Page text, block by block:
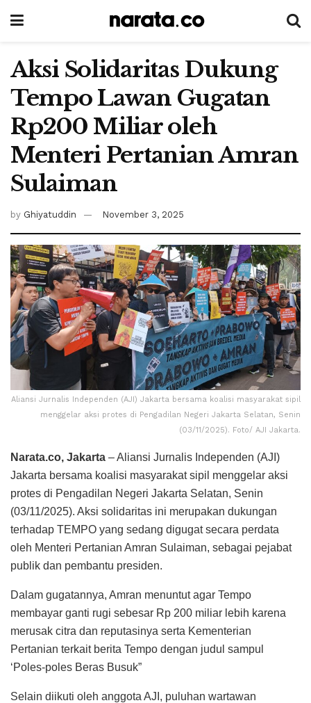
Aksi Solidaritas Dukung
Tempo Lawan Gugatan
Rp200 Miliar oleh
Menteri Pertanian Amran
Sulaiman
by Ghiyatuddin November 3, 2025
Aliansi Jurnalis Independen (AJI) Jakarta bersama koalisi masyarakat sipil
menggelar aksi protes di Pengadilan Negeri Jakarta Selatan, Senin
(03/11/2025). Foto/ AJI Jakarta.
Narata.co, Jakarta – Aliansi Jurnalis Independen (AJI)
Jakarta bersama koalisi masyarakat sipil menggelar aksi
protes di Pengadilan Negeri Jakarta Selatan, Senin
(03/11/2025). Aksi solidaritas ini merupakan dukungan
terhadap TEMPO yang sedang digugat secara perdata
oleh Menteri Pertanian Amran Sulaiman, sebagai pejabat
publik dan pembantu presiden.
Dalam gugatannya, Amran menuntut agar Tempo
membayar ganti rugi sebesar Rp 200 miliar lebih karena
merusak citra dan reputasinya serta Kementerian
Pertanian terkait berita Tempo dengan judul sampul
‘Poles-poles Beras Busuk”
Selain diikuti oleh anggota AJI, puluhan wartawan